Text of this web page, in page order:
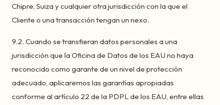
Chipre, Suiza y cualquier otra jurisdicción con la que el
Cliente o una transacción tengan un nexo.
9.2. Cuando se transfieran datos personales a una
jurisdicción que la Oficina de Datos de los EAU no haya
reconocido como garante de un nivel de protección
adecuado, aplicaremos las garantías apropiadas
conforme al artículo 22 de la PDPL de los EAU, entre ellas